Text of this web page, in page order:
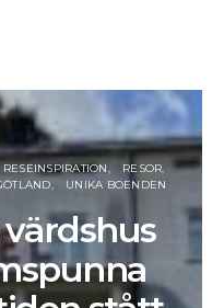
RESEINSPIRATION
RESOR
UNIKA BOENDEN